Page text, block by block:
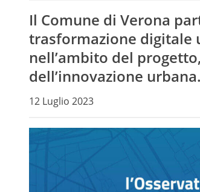
Il Comune di Verona
trasformazione digitale
nell’ambito del
dell’innovazione urbana.
12 Luglio 2023